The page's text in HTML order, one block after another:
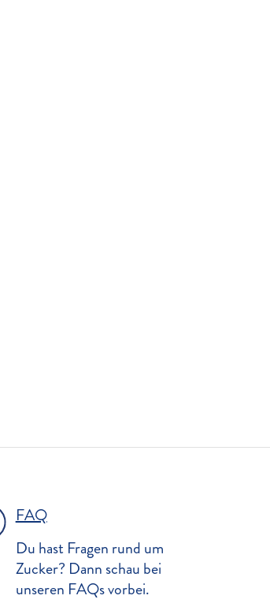
FAQ
Du hast Fragen rund um
Zucker? Dann schau bei
unseren FAQs vorbei.